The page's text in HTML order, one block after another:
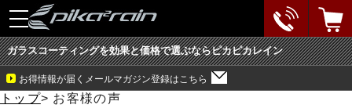
toggle
navigation
ガラスコーティングを効果と価格で選ぶならピカピカレイン
お得情報が届くメールマガジン登録はこちら
トップ> お客様の声